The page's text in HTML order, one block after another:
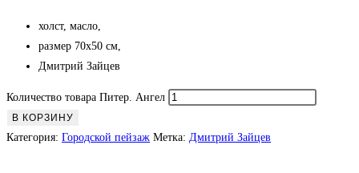
холст, масло,
размер 70х50 см,
Дмитрий Зайцев
Количество товара Питер. Ангел
В КОРЗИНУ
Категория: Городской пейзаж Метка: Дмитрий Зайцев